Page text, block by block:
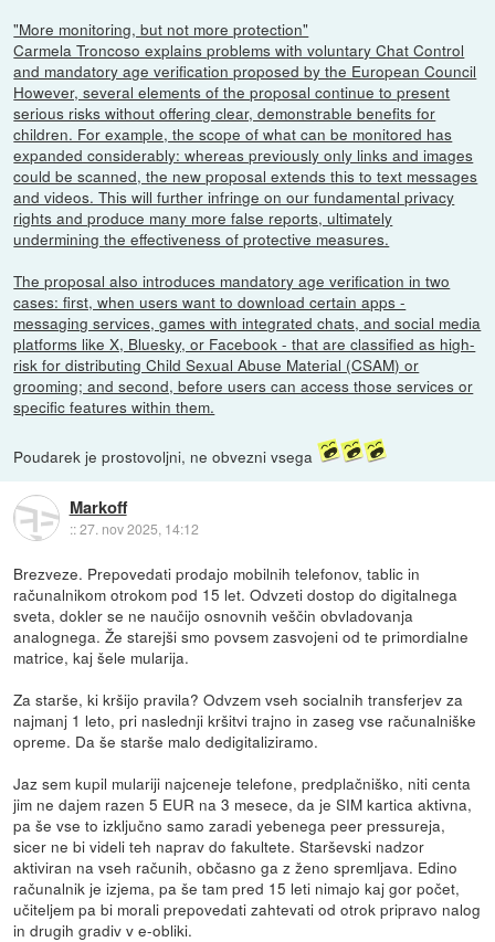
"More monitoring, but not more protection"
Carmela Troncoso explains problems with voluntary Chat Control
and mandatory age verification proposed by the European Council
However, several elements of the proposal continue to present
serious risks without offering clear, demonstrable benefits for
children. For example, the scope of what can be monitored has
expanded considerably: whereas previously only links and images
could be scanned, the new proposal extends this to text messages
and videos. This will further infringe on our fundamental privacy
rights and produce many more false reports, ultimately
undermining the effectiveness of protective measures.
The proposal also introduces mandatory age verification in two
cases: first, when users want to download certain apps -
messaging services, games with integrated chats, and social media
platforms like X, Bluesky, or Facebook - that are classified as high-
risk for distributing Child Sexual Abuse Material (CSAM) or
grooming; and second, before users can access those services or
specific features within them.
Poudarek je prostovoljni, ne obvezni vsega
Markoff
::27. nov 2025, 14:12
Brezveze. Prepovedati prodajo mobilnih telefonov, tablic in
računalnikom otrokom pod 15 let. Odvzeti dostop do digitalnega
sveta, dokler se ne naučijo osnovnih veščin obvladovanja
analognega. Že starejši smo povsem zasvojeni od te primordialne
matrice, kaj šele mularija.
Za starše, ki kršijo pravila? Odvzem vseh socialnih transferjev za
najmanj 1 leto, pri naslednji kršitvi trajno in zaseg vse računalniške
opreme. Da še starše malo dedigitaliziramo.
Jaz sem kupil mulariji najceneje telefone, predplačniško, niti centa
jim ne dajem razen 5 EUR na 3 mesece, da je SIM kartica aktivna,
pa še vse to izključno samo zaradi yebenega peer pressureja,
sicer ne bi videli teh naprav do fakultete. Starševski nadzor
aktiviran na vseh računih, občasno ga z ženo spremljava. Edino
računalnik je izjema, pa še tam pred 15 leti nimajo kaj gor počet,
učiteljem pa bi morali prepovedati zahtevati od otrok pripravo nalog
in drugih gradiv v e-obliki.